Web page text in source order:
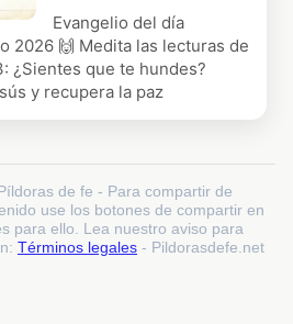
Evangelio del día
2026 🙌 Medita las lecturas de
¿Sientes que te hundes?
y recupera la paz
de fe - Para compartir de
use los botones de compartir en
para ello. Lea nuestro aviso para
Términos legales - Pildorasdefe.net